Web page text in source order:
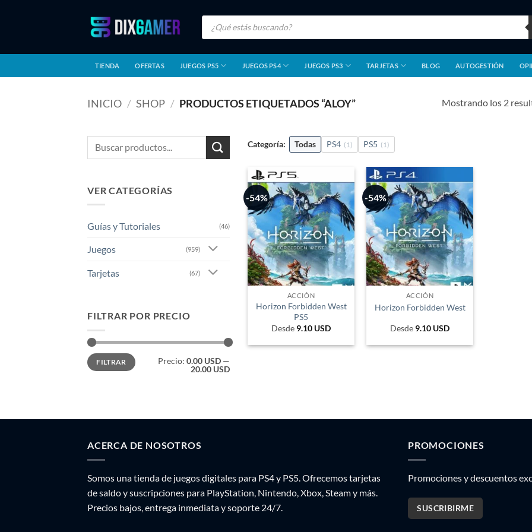
Búsqueda
productos
TIENDA OFERTAS JUEGOS PS5 JUEGOS PS4 JUEGOS PS3 TARJETAS BLOG AUTOGESTIÓN
INICIO / SHOP / PRODUCTOS ETIQUETADOS “ALOY” Mostrando los 2
Buscar
por:
VER CATEGORÍAS
Guías y Tutoriales (46)
Juegos (959)
Tarjetas (67)
FILTRAR POR PRECIO
Precio
mínimo
Precio
máximo
FILTRAR Precio: 0.00 USD —
20.00 USD
Categoría: Todas PS4 (1) PS5 (1)
-54%
ACCIÓN
Horizon Forbidden West
PS5
Desde 9.10 USD
-54%
ACCIÓN
Horizon Forbidden West
Desde 9.10 USD
ACERCA DE NOSOTROS
Somos una tienda de juegos digitales para PS4 y PS5. Ofrecemos tarjetas
de saldo y suscripciones para PlayStation, Nintendo, Xbox, Steam y más.
Precios bajos, entrega inmediata y soporte 24/7.
PROMOCIONES
Promociones y descuentos
SUSCRIBIRME